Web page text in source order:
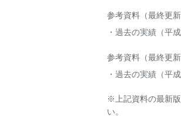
参考資料（最終更
過去の実績（平
参考資料（最終更
過去の実績（平
※上記資料の最新版
い。